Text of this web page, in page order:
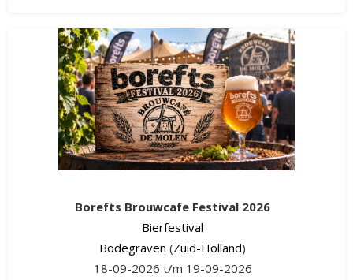
Borefts Brouwcafe Festival 2026
Bierfestival
Bodegraven (Zuid-Holland)
18-09-2026 t/m 19-09-2026